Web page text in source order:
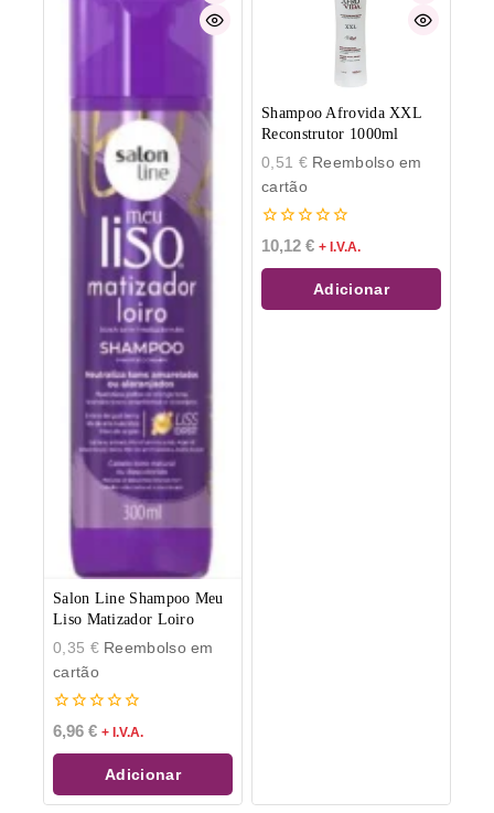
Salon Line Shampoo Meu
Liso Matizador Loiro
0,35 €Reembolso em
cartão
0
de
5
6,96 € + I.V.A.
Adicionar
Shampoo Afrovida XXL
Reconstrutor 1000ml
0,51 €Reembolso em
cartão
0
de
5
10,12 € + I.V.A.
Adicionar